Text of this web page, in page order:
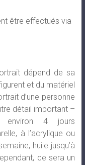
être effectués via
dépend de sa
et du matériel
d’une personne
détail important –
environ 4 jours
à l’acrylique ou
huile jusqu’à
ce sera un